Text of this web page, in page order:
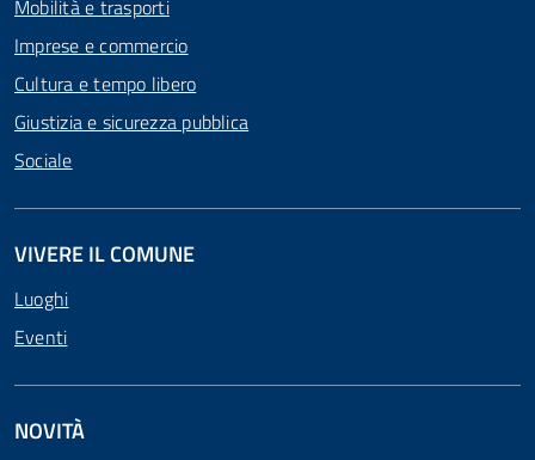
Mobilità e trasporti
Imprese e commercio
Cultura e tempo libero
Giustizia e sicurezza pubblica
Sociale
VIVERE IL COMUNE
Luoghi
Eventi
NOVITÀ